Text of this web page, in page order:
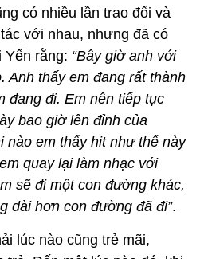
có nhiều lần trao đổi và
với nhau, nhưng đã có
Yến rằng: “Bây giờ anh với
Anh thấy em đang rất thành
đang đi. Em nên tiếp tục
bao giờ lên đỉnh của
nào em thấy hit như thế này
quay lại làm nhạc với
sẽ đi một con đường khác,
dài hơn con đường đã đi”.
lúc nào cũng trẻ mãi,